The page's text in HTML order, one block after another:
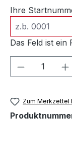
Ihre
Das Feld ist ein
Produkt
Zum Merkzettel